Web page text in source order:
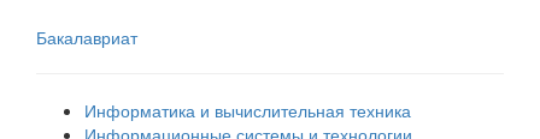
Бакалавриат
Информатика и вычислительная техника
Информационные системы и технологии